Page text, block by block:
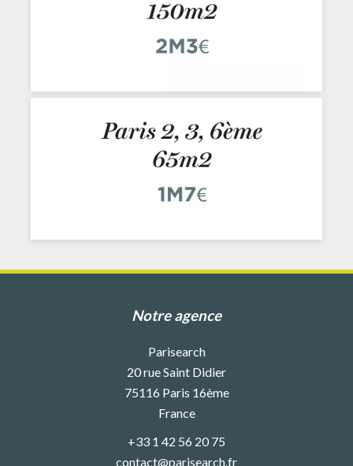
Notre agence
Parisearch
20 rue Saint Didier
75116 Paris 16ème
France
+33 1 42 56 20 75
contact@parisearch.fr